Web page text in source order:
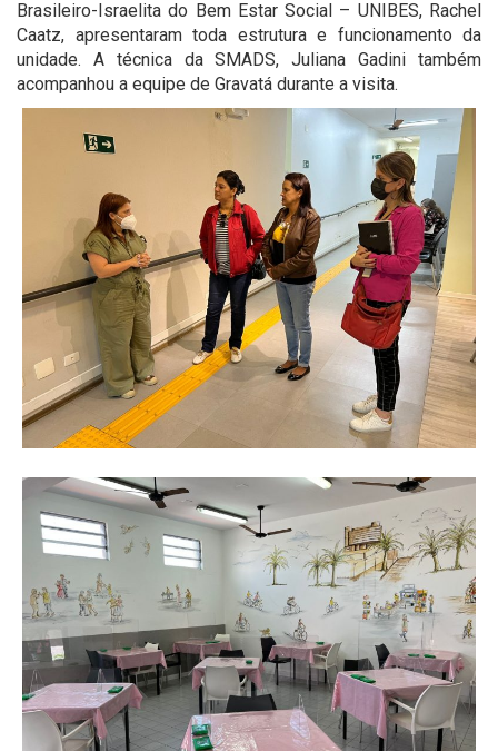
Brasileiro-Israelita do Bem Estar Social – UNIBES, Rachel
Caatz, apresentaram toda estrutura e funcionamento da
unidade. A técnica da SMADS, Juliana Gadini também
acompanhou a equipe de Gravatá durante a visita.